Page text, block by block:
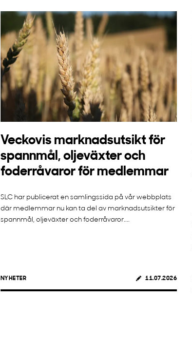
Veckovis marknadsutsikt för
spannmål, oljeväxter och
foderråvaror för medlemmar
SLC har publicerat en samlingssida på vår webbplats
där medlemmar nu kan ta del av marknadsutsikter för
spannmål, oljeväxter och foderråvaror....
NYHETER 11.07.2026